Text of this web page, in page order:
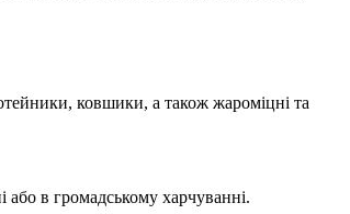
ковшики, а також жароміцні та
або в громадському харчуванні.